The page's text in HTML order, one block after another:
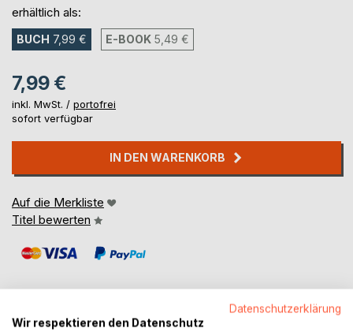
erhältlich als:
BUCH 7,99 € E-BOOK 5,49 €
7,99 €
inkl. MwSt. / portofrei
sofort verfügbar
IN DEN WARENKORB
Auf die Merkliste
Titel bewerten
Datenschutzerklärung
Wir respektieren den Datenschutz